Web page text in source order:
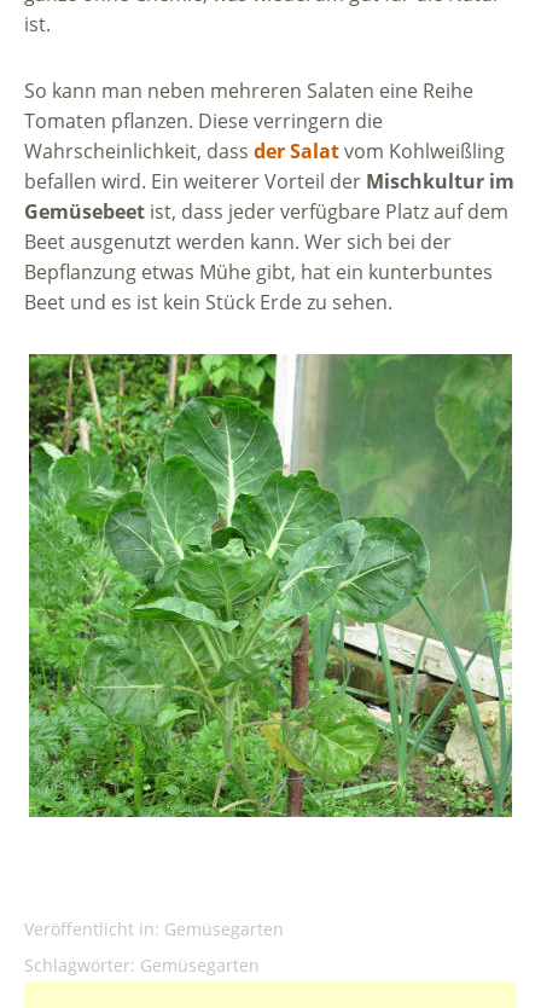
ist.
So kann man neben mehreren Salaten eine Reihe
Tomaten pflanzen. Diese verringern die
Wahrscheinlichkeit, dass der Salatvom Kohlweißling
befallen wird. Ein weiterer Vorteil der Mischkultur im
Gemüsebeet ist, dass jeder verfügbare Platz auf dem
Beet ausgenutzt werden kann. Wer sich bei der
Bepflanzung etwas Mühe gibt, hat ein kunterbuntes
Beet und es ist kein Stück Erde zu sehen.
Veröffentlicht in: Gemüsegarten
Schlagwörter: Gemüsegarten